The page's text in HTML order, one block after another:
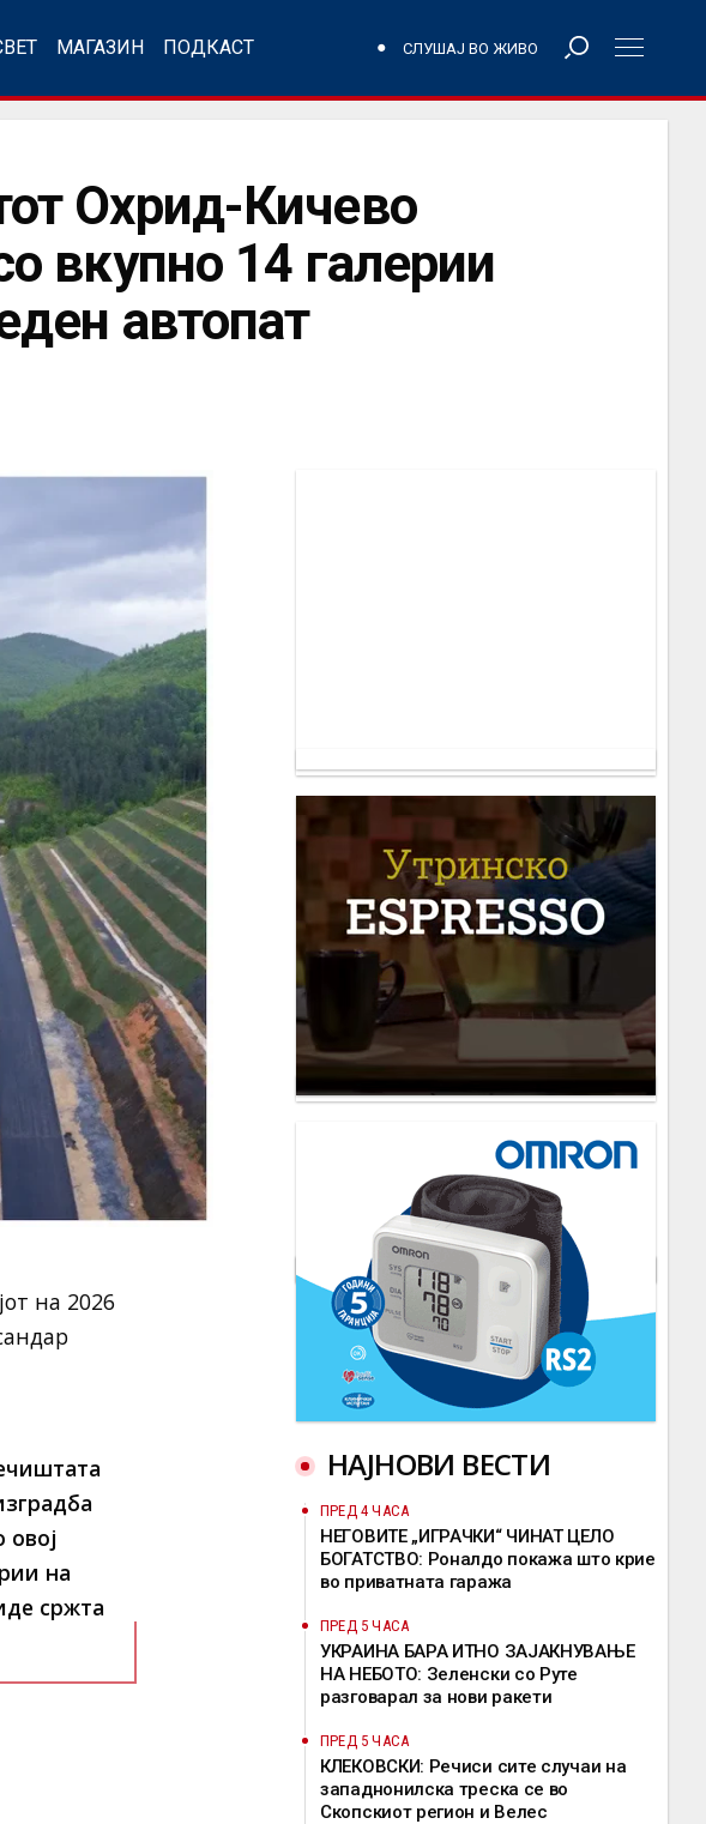
МАГАЗИН ПОДКАСТ СЛУШАЈ ВО ЖИВО
Охрид-Кичево
вкупно 14 галерии
автопат
на 2026
на
сржта
НАЈНОВИ ВЕСТИ
ПРЕД 4 ЧАСА
НЕГОВИТЕ „ИГРАЧКИ“ ЧИНАТ ЦЕЛО
БОГАТСТВО: Роналдо покажа што крие
во приватната гаража
ПРЕД 5 ЧАСА
УКРАИНА БАРА ИТНО ЗАЈАКНУВАЊЕ
НА НЕБОТО: Зеленски со Руте
разговарал за нови ракети
ПРЕД 5 ЧАСА
КЛЕКОВСКИ: Речиси сите случаи на
западнонилска треска се во
Скопскиот регион и Велес